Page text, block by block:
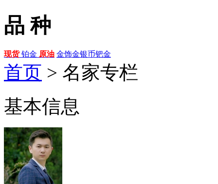
品 种
现货铂金 原油 金饰金银币钯金
首页 > 名家专栏
基本信息